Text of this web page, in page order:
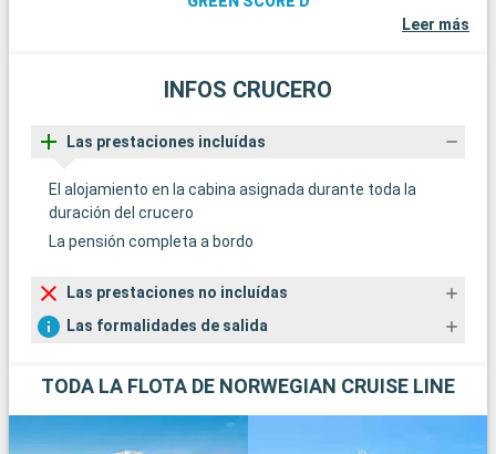
Leer más
INFOS CRUCERO
Las prestaciones incluídas
El alojamiento en la cabina asignada durante toda la
duración del crucero
La pensión completa a bordo
Las prestaciones no incluídas
Las formalidades de salida
TODA LA FLOTA DE NORWEGIAN CRUISE LINE